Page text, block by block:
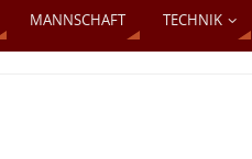
MANNSCHAFT TECHNIK